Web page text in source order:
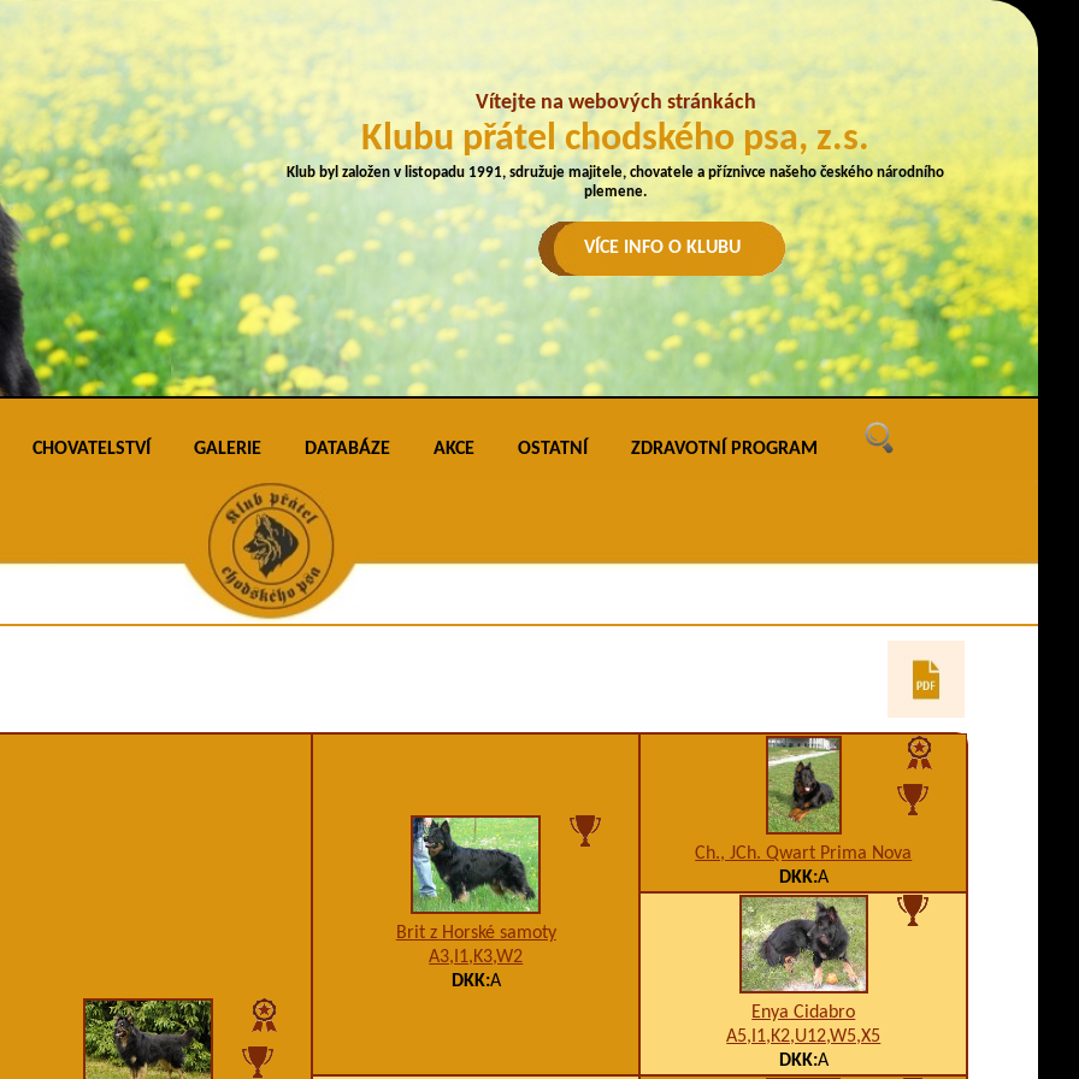
Vítejte na webových stránkách
Klubu přátel chodského psa, z.s.
Klub byl založen v listopadu 1991, sdružuje majitele, chovatele a příznivce našeho českého národního
plemene.
VÍCE INFO O KLUBU
CHOVATELSTVÍ
Přehled vrhů
Vystavené KL
Výpočet příbuznosti
Chovatelské stanice
Formuláře ke stažení
GALERIE
Podmínky pro vkládání do galerie úspěšných
Galerie úspěšných - Krása a výkon
Galerie úspěšných - Krása
Galerie úspěšných - Výkon
DATABÁZE AKCE
Chodský pes ve výkonu
OSTATNÍ
Evidence KL
ZDRAVOTNÍ PROGRAM
Brit z Horské samoty
A3,I1,K3,W2
DKK:A
Ch., JCh. Qwart Prima Nova
DKK:A
Enya Cidabro
A5,I1,K2,U12,W5,X5
DKK:A